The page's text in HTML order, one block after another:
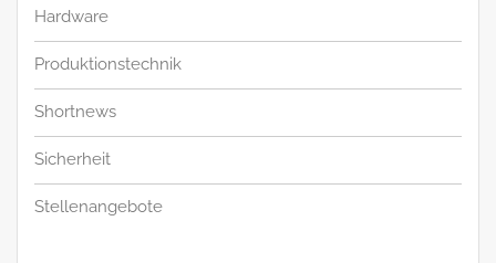
Hardware
Produktionstechnik
Shortnews
Sicherheit
Stellenangebote